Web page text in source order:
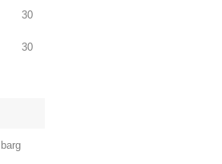
30
30
barg